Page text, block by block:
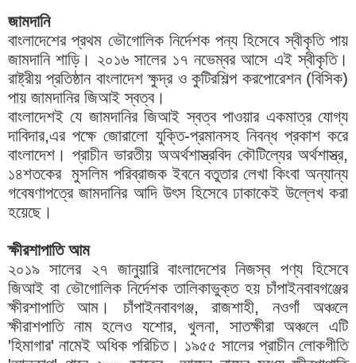
জামদানি
বাংলাদেশের প্রথম ভৌগোলিক নির্দেশক পন্য হিসেবে স্বীকৃতি পায়
জামদানি শাড়ি। ২০১৬ সালের ১৭ নভেম্বর আসে এই স্বীকৃতি।
রাষ্ট্রীয় প্রতিষ্ঠান বাংলাদেশ ক্ষুদ্র ও কুটিরশিল্প করপোরেশন (বিসিক)
পায় জামদানির জিআই স্বত্ব।
বাংলাদেশই যে জামদানির জিআই স্বত্ব পাওয়ার একমাত্র যোগ্য
দাবিদার,এর পক্ষে জোরালো যুক্তি-প্রমানসহ নিবন্ধ প্রকাশ করে
বাংলাদেশ। প্রাচীন ভারতীয় অঅর্থশাস্ত্রবিদ কৌটিল্যের অর্থশাস্ত্র,
১৪শতকের মুসলিম পরিব্রাজক ইবনে বতুতার লেখা কিংবা অন্যান্য
গবেষণাপত্রে জামদানির আদি উৎস হিসেবে ঢাকাকেই উল্লেখ করা
হয়েছে।
ক্ষীরশাপাতি আম
২০১৯ সালের ২৭ জানুয়ারি বাংলাদেশের নিজস্ব পণ্য হিসেবে
জিআই বা ভৌগোলিক নির্দেশক তালিকাভুক্ত হয় চাঁপাইনবাবগঞ্জের
ক্ষীরশাপাতি আম। চাঁপাইনবাবগঞ্জ, রাজশাহী, নওগাঁ অঞ্চলে
ক্ষীরাশপাতি নাম হলেও যশোর, খুলনা, সাতক্ষীরা অঞ্চলে এটি
'হিমাগার' নামেই অধিক পরিচিত। ১৯৫৫ সালের প্রাচীন লোকগীতি